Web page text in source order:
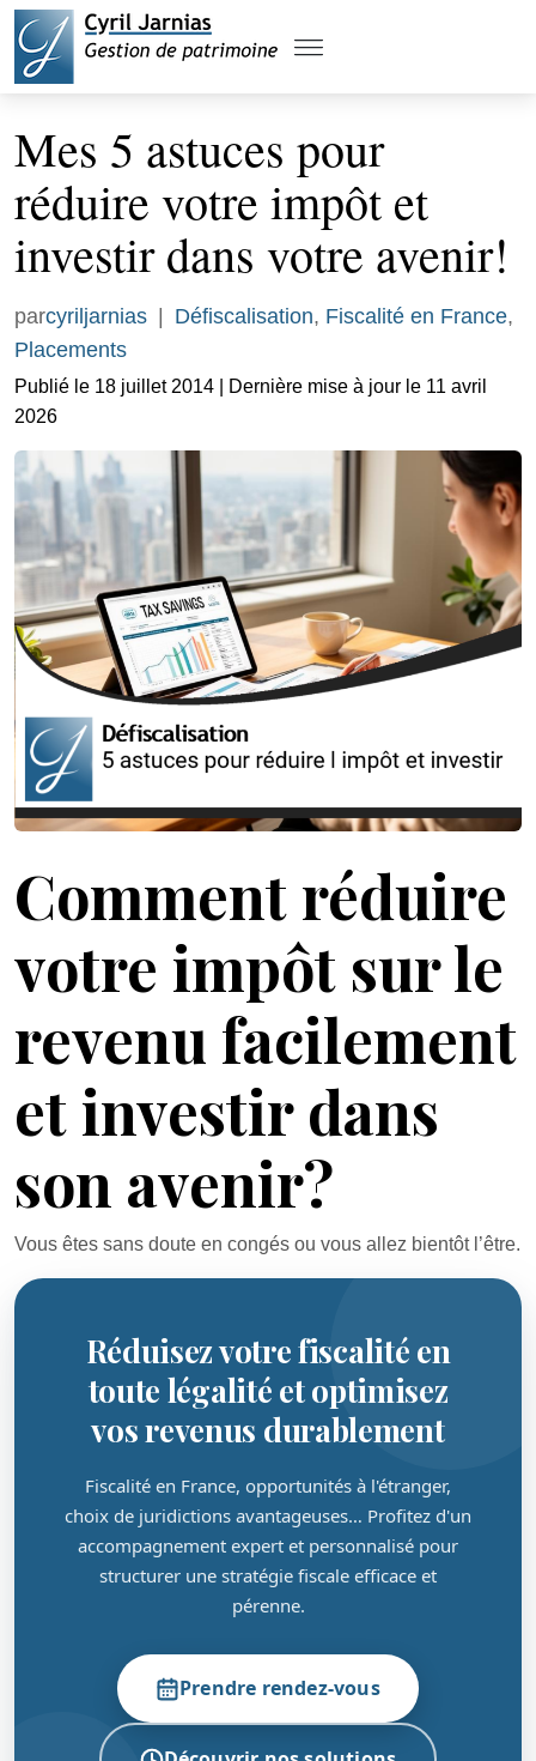
Mes 5 astuces pour
réduire votre impôt et
investir dans votre avenir!
parcyriljarnias Défiscalisation, Fiscalité en France,
Placements
Publié le 18 juillet 2014 | Dernière mise à jour le 11 avril
2026
Comment réduire
votre impôt sur le
revenu facilement
et investir dans
son avenir?
Vous êtes sans doute en congés ou vous allez bientôt l’être.
Réduisez votre fiscalité en
toute légalité et optimisez
vos revenus durablement
Fiscalité en France, opportunités à l'étranger,
choix de juridictions avantageuses… Profitez d'un
accompagnement expert et personnalisé pour
structurer une stratégie fiscale efficace et
pérenne.
Prendre rendez-vous